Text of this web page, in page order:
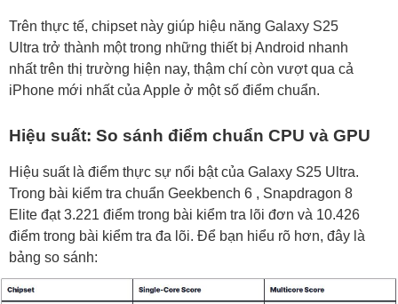
Trên thực tế, chipset này giúp hiệu năng Galaxy S25
Ultra trở thành một trong những thiết bị Android nhanh
nhất trên thị trường hiện nay, thậm chí còn vượt qua cả
iPhone mới nhất của Apple ở một số điểm chuẩn.
Hiệu suất: So sánh điểm chuẩn CPU và GPU
Hiệu suất là điểm thực sự nổi bật của Galaxy S25 Ultra.
Trong bài kiểm tra chuẩn Geekbench 6 , Snapdragon 8
Elite đạt 3.221 điểm trong bài kiểm tra lõi đơn và 10.426
điểm trong bài kiểm tra đa lõi. Để bạn hiểu rõ hơn, đây là
bảng so sánh: